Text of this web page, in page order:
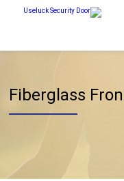
Fiberglass